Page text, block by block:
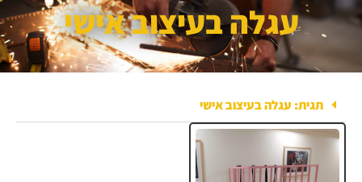
עגלה בעיצוב אישי
תגית: עגלה בעיצוב אישי